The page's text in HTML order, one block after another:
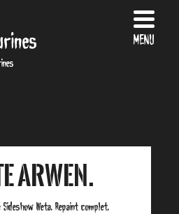
Arwen.
Weta. Repaint complet.
MENU